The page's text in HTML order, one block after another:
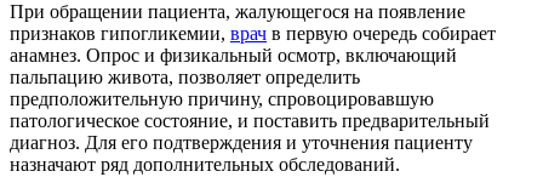
При обращении пациента, жалующегося на появление
признаков гипогликемии, врач в первую очередь собирает
анамнез. Опрос и физикальный осмотр, включающий
пальпацию живота, позволяет определить
предположительную причину, спровоцировавшую
патологическое состояние, и поставить предварительный
диагноз. Для его подтверждения и уточнения пациенту
назначают ряд дополнительных обследований.